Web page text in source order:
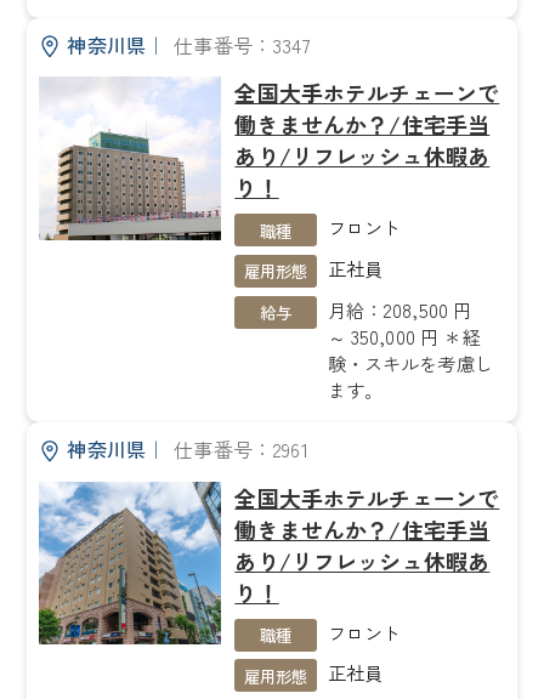
神奈川県 ｜ 仕事番号：3347
全国大手ホテルチェーンで
働きませんか？/住宅手当
あり/リフレッシュ休暇あ
り！
職種 フロント
雇用形態 正社員
給与
月給：208,500 円
～ 350,000 円 ＊経
験・スキルを考慮し
ます。
神奈川県 ｜ 仕事番号：2961
全国大手ホテルチェーンで
働きませんか？/住宅手当
あり/リフレッシュ休暇あ
り！
職種 フロント
雇用形態 正社員